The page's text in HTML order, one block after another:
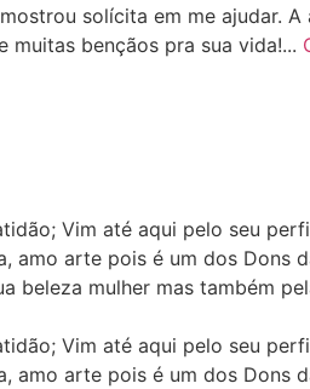
solícita em me ajudar.
muitas bençãos pra sua vida!...
Vim até aqui pelo seu
amo arte pois é um dos Dons
beleza mulher mas também
Vim até aqui pelo seu
amo arte pois é um dos Dons